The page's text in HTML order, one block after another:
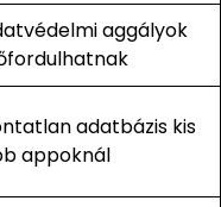
aggályok
adatbázis kis
appoknál